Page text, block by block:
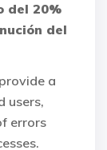
del 20%
del
a
users,
errors